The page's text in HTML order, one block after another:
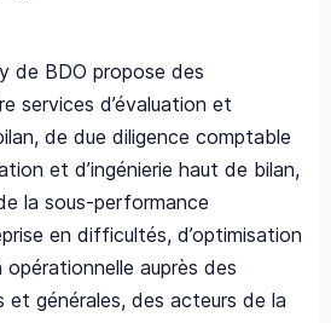
de BDO propose des
services d’évaluation et
de due diligence comptable
et d’ingénierie haut de bilan,
la sous-performance
en difficultés, d’optimisation
auprès des
et générales, des acteurs de la